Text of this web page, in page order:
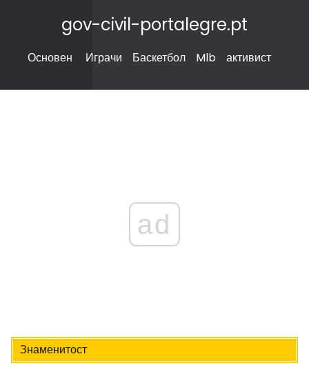
gov-civil-portalegre.pt
Основен Играчи Баскетбол Mlb активист
ad
Знаменитост